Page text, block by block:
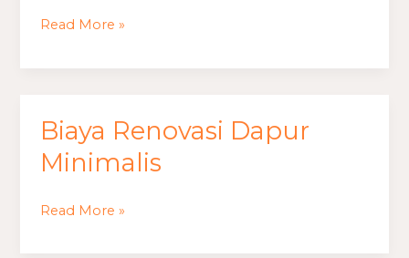
Read More »
Biaya Renovasi Dapur
Minimalis
Biaya
Renovasi
Dapur
Read More »